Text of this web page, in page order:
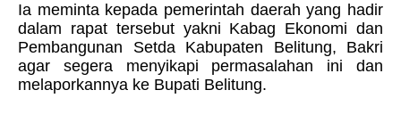
Ia meminta kepada pemerintah daerah yang hadir
dalam rapat tersebut yakni Kabag Ekonomi dan
Pembangunan Setda Kabupaten Belitung, Bakri
agar segera menyikapi permasalahan ini dan
melaporkannya ke Bupati Belitung.